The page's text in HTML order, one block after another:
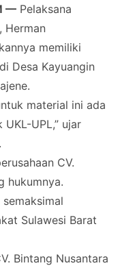
— Pelaksana
Herman
memiliki
Desa Kayuangin
material ini ada
UPL,” ujar
CV.
hukumnya.
Sulawesi Barat
Bintang Nusantara